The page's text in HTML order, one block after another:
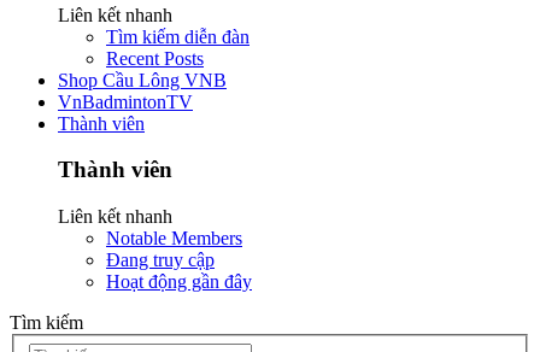
Liên kết nhanh
Tìm kiếm diễn đàn
Recent Posts
Shop Cầu Lông VNB
VnBadmintonTV
Thành viên
Thành viên
Liên kết nhanh
Notable Members
Đang truy cập
Hoạt động gần đây
Tìm kiếm